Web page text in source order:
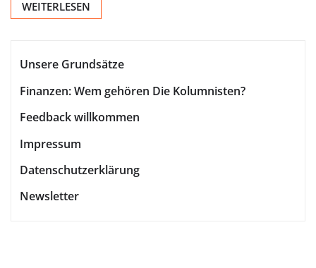
WEITERLESEN
Unsere Grundsätze
Finanzen: Wem gehören Die Kolumnisten?
Feedback willkommen
Impressum
Datenschutzerklärung
Newsletter